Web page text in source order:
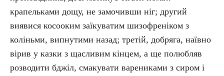
крапельками дощу, не замочивши ніг; другий
виявися косооким заїкуватим шизофреніком з
коліньми, випнутими назад; третій, добряга, наївно
вірив у казки з щасливим кінцем, а ще полюбляв
розводити бджіл, смакувати варениками з сиром і